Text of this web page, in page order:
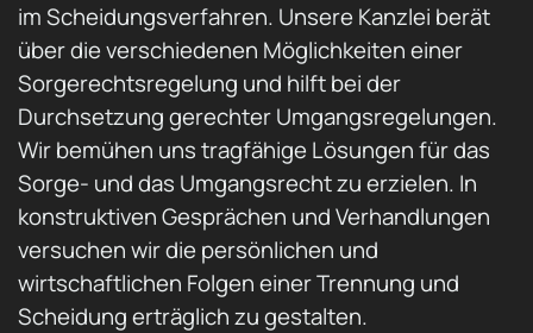
im Scheidungsverfahren. Unsere Kanzlei berät
über die verschiedenen Möglichkeiten einer
Sorgerechtsregelung und hilft bei der
Durchsetzung gerechter Umgangsregelungen.
Wir bemühen uns tragfähige Lösungen für das
Sorge- und das Umgangsrecht zu erzielen. In
konstruktiven Gesprächen und Verhandlungen
versuchen wir die persönlichen und
wirtschaftlichen Folgen einer Trennung und
Scheidung erträglich zu gestalten.